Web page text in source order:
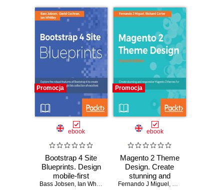
Promocja
ebook
Bootstrap 4 Site
Blueprints. Design
mobile-first
responsive
Bass Jobsen, Ian Whitney David Cochran
Promocja
ebook
Magento 2 Theme
Design. Create
stunning and
responsive
Fernando J Miguel , Richard Carter